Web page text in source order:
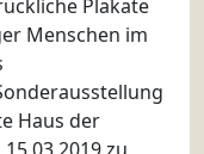
Plakate
Menschen im
Haus der